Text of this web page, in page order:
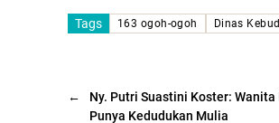
Tags 163 ogoh-ogoh Dinas
←
Ny. Putri Suastini Koster: Wanita
Punya Kedudukan Mulia